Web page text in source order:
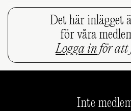
Det här inlägget
för våra
Logga inför att
Inte